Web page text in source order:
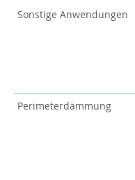
Sonstige Anwendungen
Perimeterdämmung